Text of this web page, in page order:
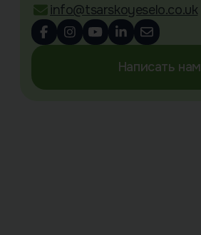
info@tsarskoyeselo.co.uk
Написать нам